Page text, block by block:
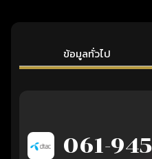
ข้อมูลทั่วไป
061-